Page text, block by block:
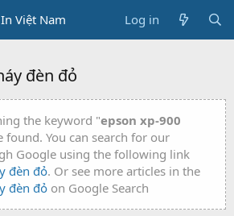
Việt Nam Log in
đèn đỏ
the keyword "epson xp-900
found. You can search for our
Google using the following link
đèn đỏ. Or see more articles in the
đèn đỏ on Google Search